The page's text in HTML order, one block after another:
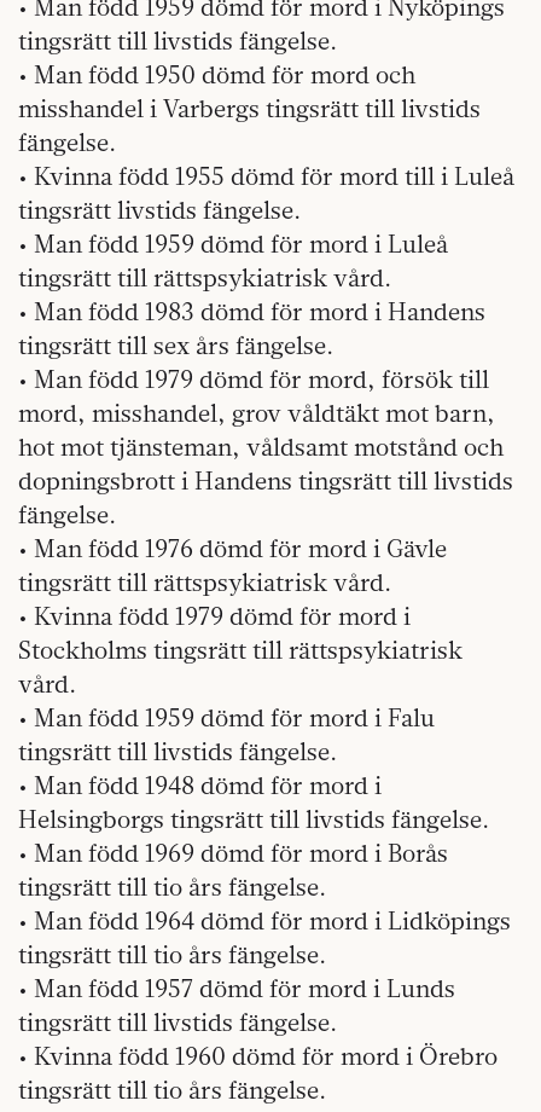
• Man född 1959 dömd för mord i Nyköpings
tingsrätt till livstids fängelse.
• Man född 1950 dömd för mord och
misshandel i Varbergs tingsrätt till livstids
fängelse.
• Kvinna född 1955 dömd för mord till i Luleå
tingsrätt livstids fängelse.
• Man född 1959 dömd för mord i Luleå
tingsrätt till rättspsykiatrisk vård.
• Man född 1983 dömd för mord i Handens
tingsrätt till sex års fängelse.
• Man född 1979 dömd för mord, försök till
mord, misshandel, grov våldtäkt mot barn,
hot mot tjänsteman, våldsamt motstånd och
dopningsbrott i Handens tingsrätt till livstids
fängelse.
• Man född 1976 dömd för mord i Gävle
tingsrätt till rättspsykiatrisk vård.
• Kvinna född 1979 dömd för mord i
Stockholms tingsrätt till rättspsykiatrisk
vård.
• Man född 1959 dömd för mord i Falu
tingsrätt till livstids fängelse.
• Man född 1948 dömd för mord i
Helsingborgs tingsrätt till livstids fängelse.
• Man född 1969 dömd för mord i Borås
tingsrätt till tio års fängelse.
• Man född 1964 dömd för mord i Lidköpings
tingsrätt till tio års fängelse.
• Man född 1957 dömd för mord i Lunds
tingsrätt till livstids fängelse.
• Kvinna född 1960 dömd för mord i Örebro
tingsrätt till tio års fängelse.